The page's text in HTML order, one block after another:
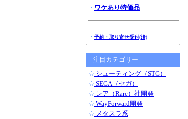
・ ワケあり特価品
・ 予約・取り寄せ受付(済)
注目カテゴリー
☆ シューティング（STG）
☆ SEGA（セガ）
☆ レア（Rare）社開発
☆ WayForward開発
☆ メタスラ系